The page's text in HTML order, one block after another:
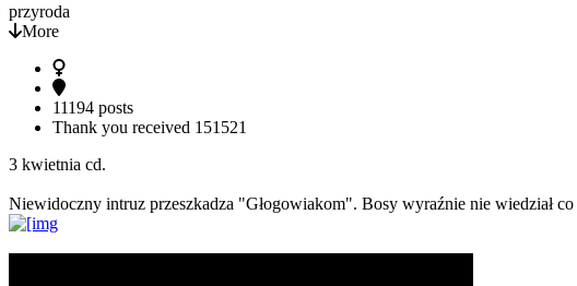
przyroda
More
11194 posts
Thank you received 151521
3 kwietnia cd.
Niewidoczny intruz przeszkadza "Głogowiakom". Bosy wyraźnie nie wiedział co